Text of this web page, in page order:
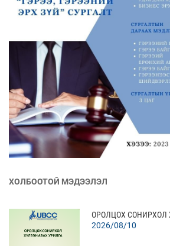
ХОЛБООТОЙ МЭДЭЭЛЭЛ
ОРОЛЦОХ СОНИРХОЛ
2026/08/10